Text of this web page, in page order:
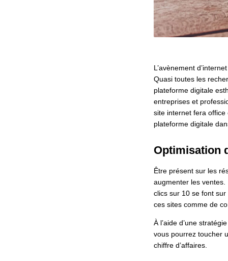
L’avènement
Quasi toutes les
plateforme digitale
entreprises et
site internet fera office
plateforme digitale
Optimisation
Être présent sur les
augmenter les ventes.
clics sur 10 se font
ces sites comme de
À l’aide d’une
vous pourrez toucher
chiffre d’affaires.